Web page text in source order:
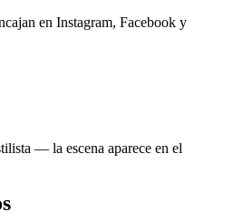
en Instagram, Facebook y
— la escena aparece en el